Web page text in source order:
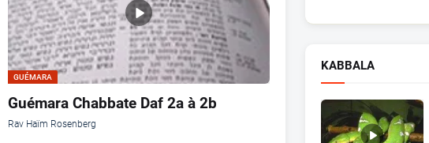
GUÉMARA
Guémara Chabbate Daf 2a à 2b
Rav Haïm Rosenberg
KABBALA